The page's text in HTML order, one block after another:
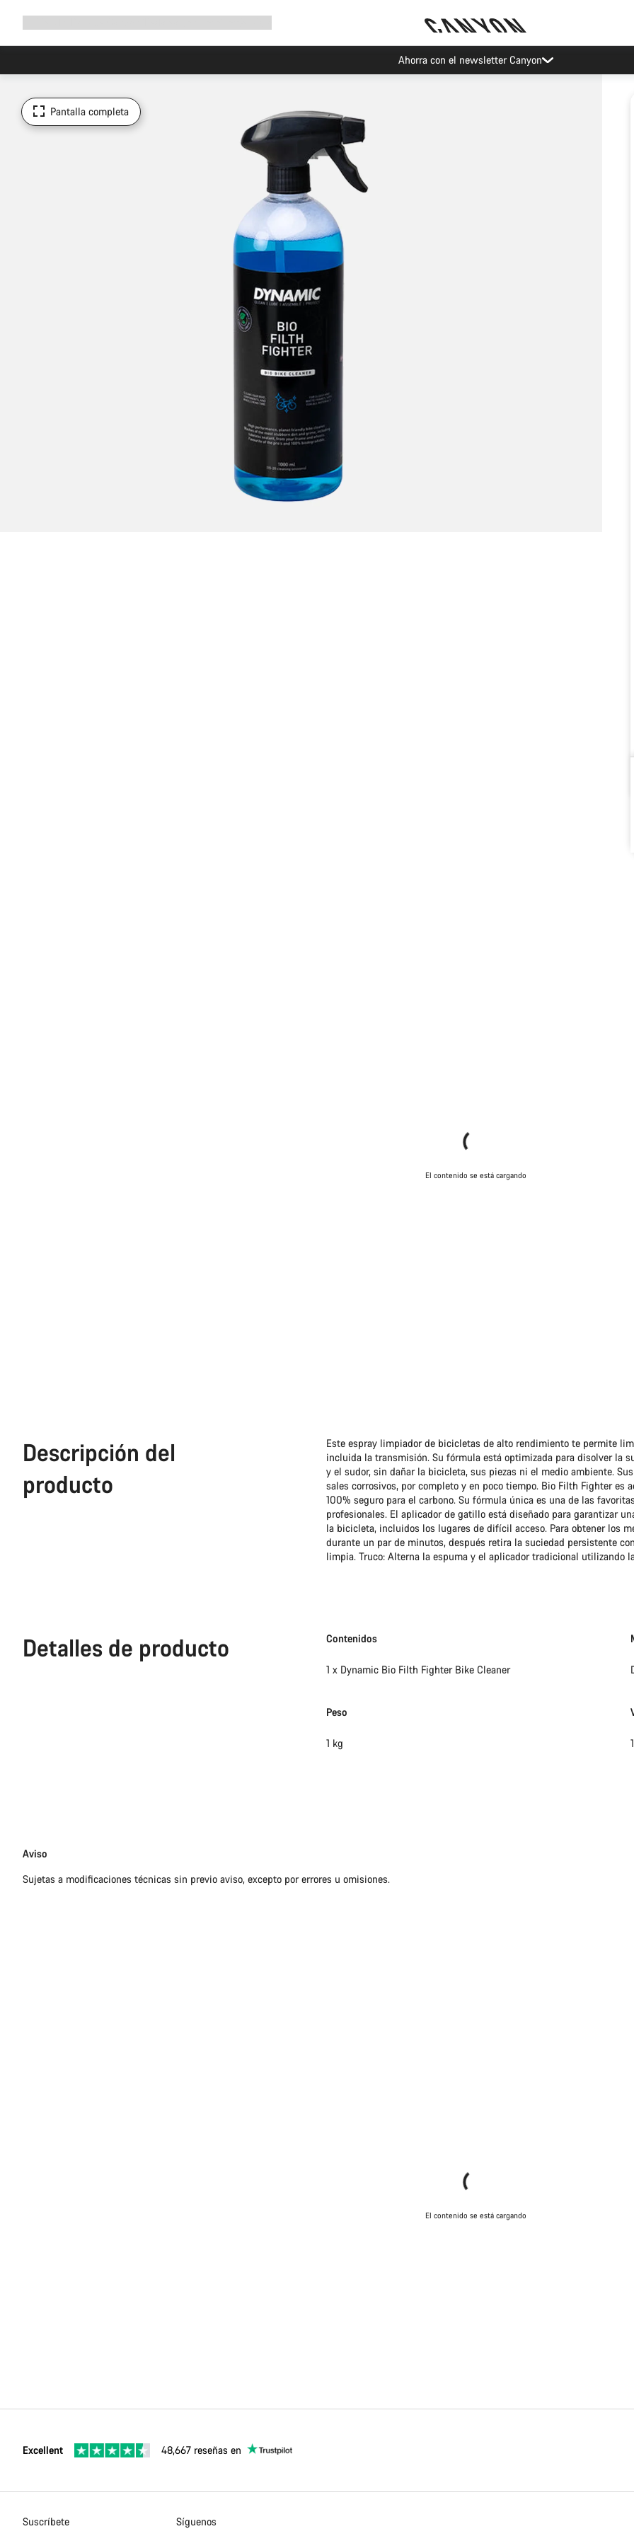
Ahorra con el newsletter Canyon
Pantalla completa
El contenido se está cargando
Descripción del
producto
Este espray limpiador de bicicletas de alto rendimiento te permite
incluida la transmisión. Su fórmula está optimizada para disolver la
y el sudor, sin dañar la bicicleta, sus piezas ni el medio ambiente.
sales corrosivos, por completo y en poco tiempo. Bio Filth Fighter es
100% seguro para el carbono. Su fórmula única es una de las
profesionales. El aplicador de gatillo está diseñado para garantizar
la bicicleta, incluidos los lugares de difícil acceso. Para obtener los
durante un par de minutos, después retira la suciedad persistente
limpia. Truco: Alterna la espuma y el aplicador tradicional utilizando
Detalles de producto Contenidos
1 x Dynamic Bio Filth Fighter Bike Cleaner
Peso
1 kg
Exención
responsabilidades
Aviso
Sujetas a modificaciones técnicas sin previo aviso, excepto por errores u omisiones.
El contenido se está cargando
Excellent 48,667 reseñas en
Suscríbete Síguenos